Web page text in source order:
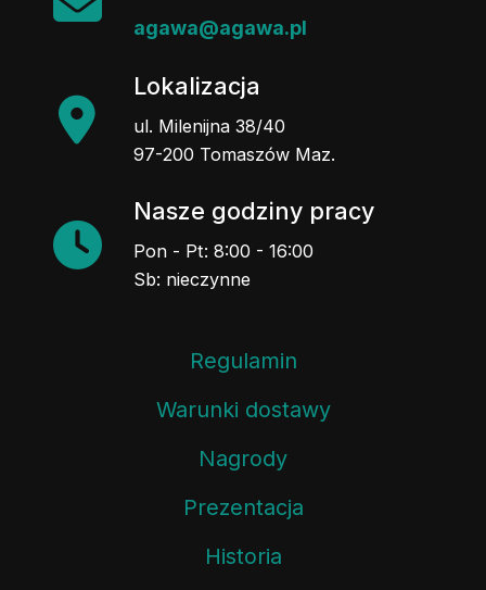
agawa@agawa.pl
Lokalizacja
ul. Milenijna 38/40
97-200 Tomaszów Maz.
Nasze godziny pracy
Pon - Pt: 8:00 - 16:00
Sb: nieczynne
Regulamin
Warunki dostawy
Nagrody
Prezentacja
Historia